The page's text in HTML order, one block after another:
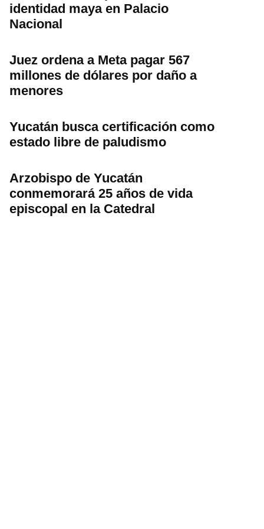
identidad maya en Palacio
Nacional
Juez ordena a Meta pagar 567
millones de dólares por daño a
menores
Yucatán busca certificación como
estado libre de paludismo
Arzobispo de Yucatán
conmemorará 25 años de vida
episcopal en la Catedral